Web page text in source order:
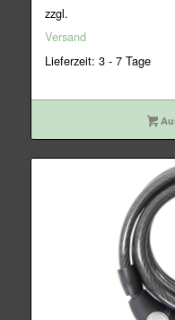
zzgl.
Versand
Lieferzeit: 3 - 7 Tage